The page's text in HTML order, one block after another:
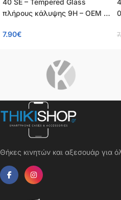
40 SE – Tempered Glass
πλήρους κάλυψης 9H – OEM –
7.90€
Θήκες κινητών και αξεσουάρ για